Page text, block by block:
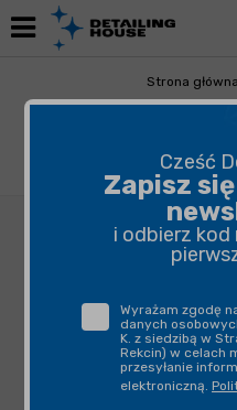
Strona główna
Funky Witch
kokpit, elementy
Cześć
Zapisz
i odbierz kod
Wyrażam zgodę
danych
K. z siedzibą w
Rekcin) w celach
przesyłanie
elektroniczną.